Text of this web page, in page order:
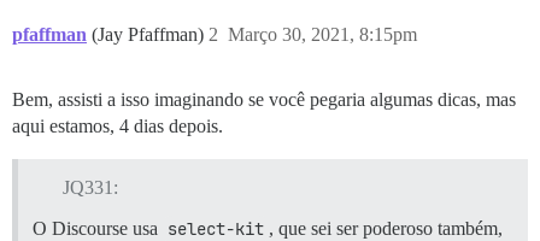
pfaffman (Jay Pfaffman) Março 30, 2021, 8:15pm
2
Bem, assisti a isso imaginando se você pegaria algumas dicas, mas
aqui estamos, 4 dias depois.
JQ331:
O Discourse usa select-kit , que sei ser poderoso também,